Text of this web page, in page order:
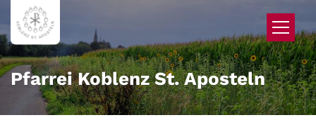
Zum Inhalt springen
Pfarrei Koblenz St. Aposteln